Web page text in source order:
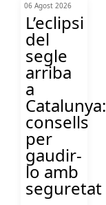
06 Agost 2026
L’eclipsi
del
segle
arriba
a
Catalunya:
consells
per
gaudir-
lo amb
seguretat